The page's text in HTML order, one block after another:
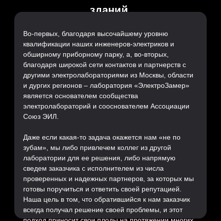
Испытания электрооборудования
Срок:
Комплекс работ включал в себя:
• визуальный осмотр электроустановки;
• проверка металлосвязи;
Электрощиты:
18
10 дней до 1 кВ
Вольтаж:
Периодические
электроизмеренияв торговом
центре «Колумбус»
Вольтаж:
Электроизмеренияв здании БЦ
«BOSCH»
зданий.
Во-первых, благодаря высочайшему уровню
квалификации наших инженеров-электриков и
обширному приборному парку, а, во-вторых,
благодаря широкой сети контактов и партнерств с
другими электролабораториями из Москвы, области
и дургих регионов – лаборатория «ЭлектроЗамер»
является основателем сообщества
электролабораторий и сооснователем Ассоциации
Союз ЭИЛ.
Даже если какая-то задача окажется нам «не по
зубам», мы либо привлечем коллег из другой
лаборатории для ее решения, либо напрямую
сведем заказчика с исполнителем из числа
проверенных и надежных партнеров, за которых мы
готовы поручиться и ответить своей репутацией.
Наша цель в том, что обратившийся к нам заказчик
всегда получал решение своей проблемы, и этот